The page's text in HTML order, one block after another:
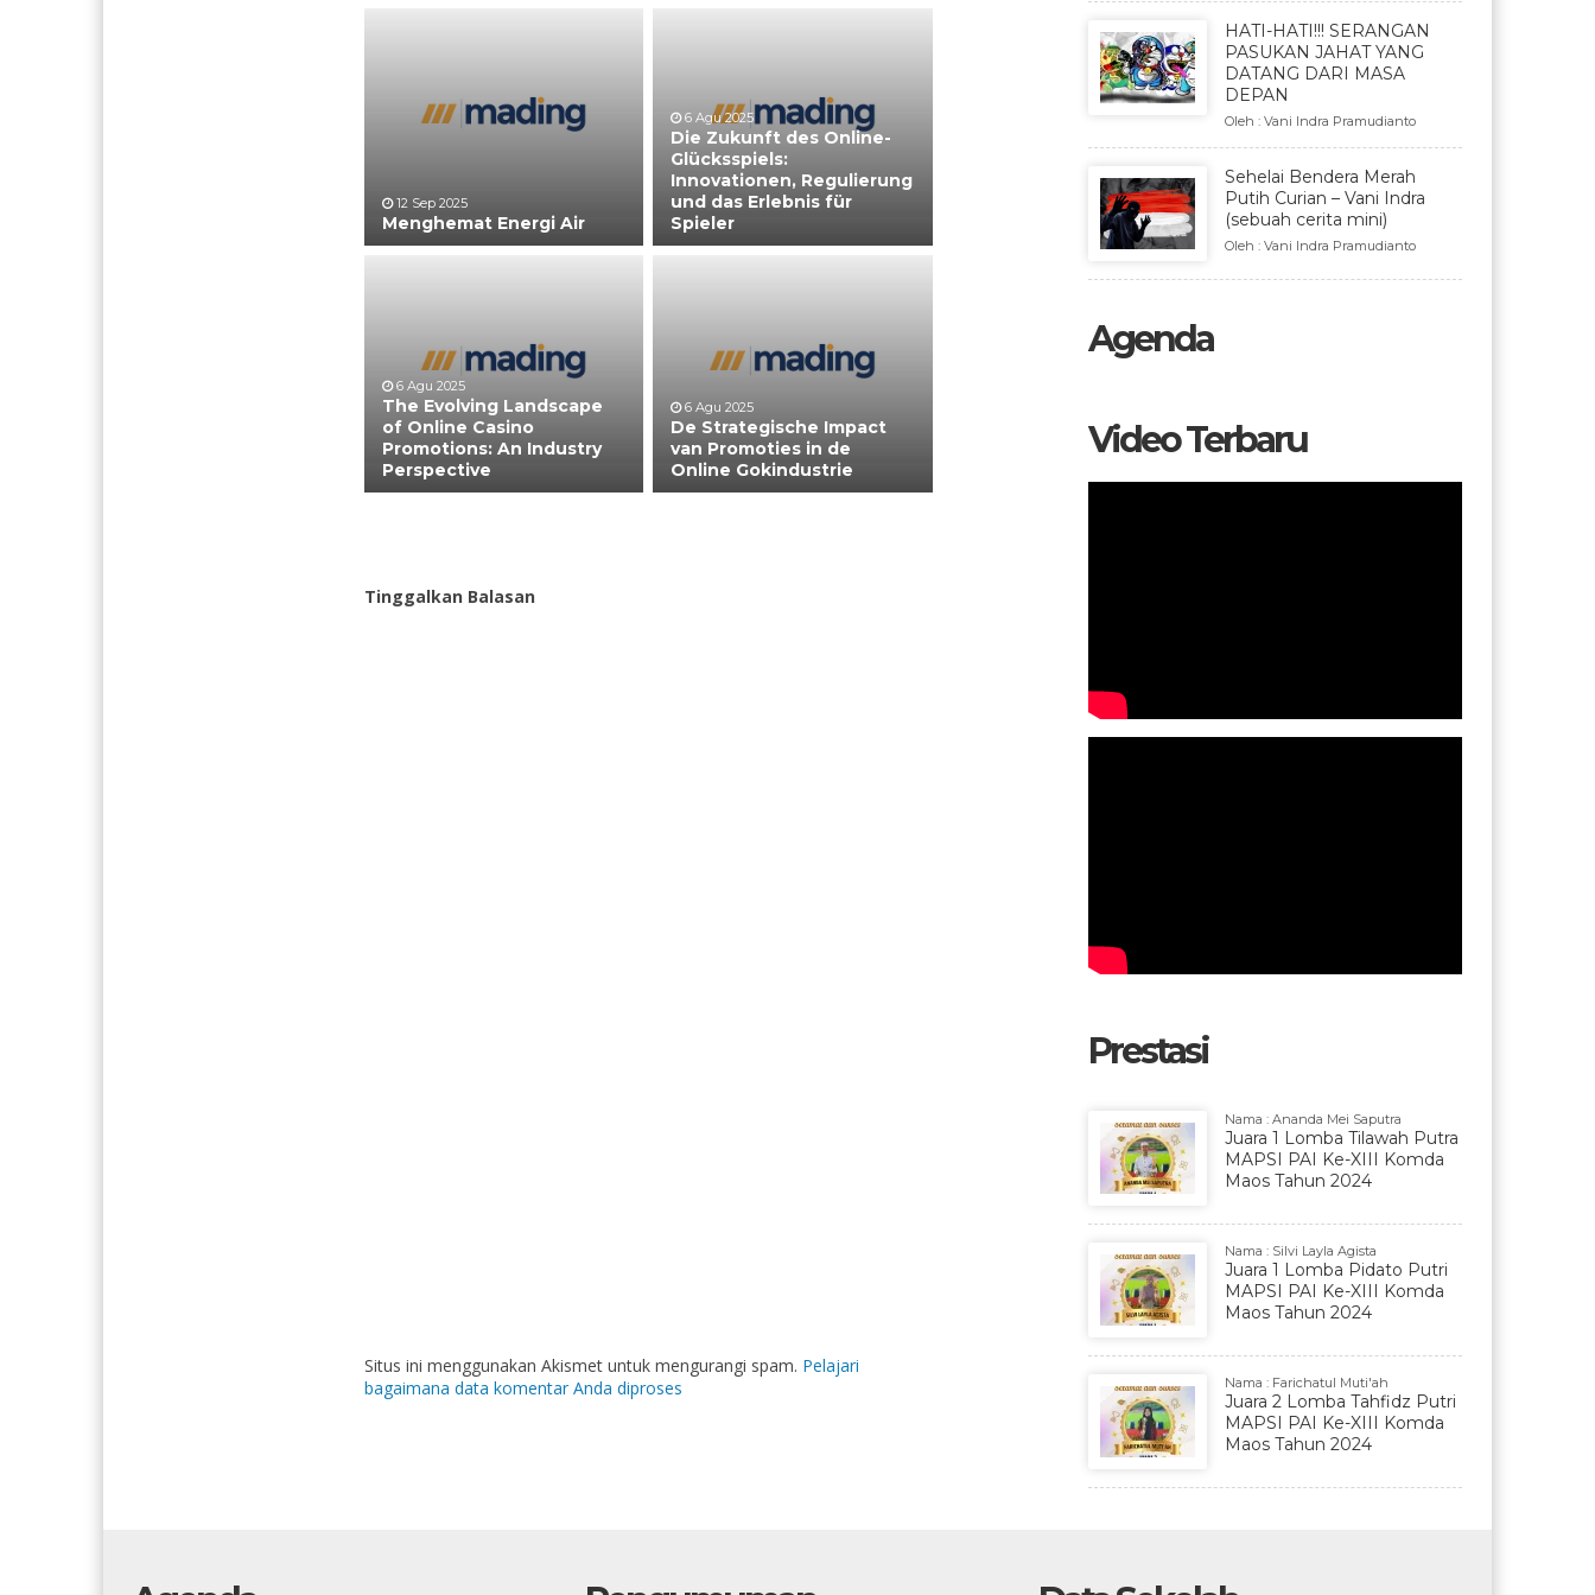
12 Sep 2025
Menghemat Energi Air
6 Agu 2025
Die Zukunft des Online-
Glücksspiels:
Innovationen, Regulierung
und das Erlebnis für
Spieler
6 Agu 2025
The Evolving Landscape
of Online Casino
Promotions: An Industry
Perspective
6 Agu 2025
De Strategische Impact
van Promoties in de
Online Gokindustrie
Tinggalkan Balasan
Situs ini menggunakan Akismet untuk mengurangi spam. Pelajari
bagaimana data komentar Anda diproses
HATI-HATI!!! SERANGAN
PASUKAN JAHAT YANG
DATANG DARI MASA
DEPAN
Oleh : Vani Indra Pramudianto
Sehelai Bendera Merah
Putih Curian – Vani Indra
(sebuah cerita mini)
Oleh : Vani Indra Pramudianto
Agenda
Video Terbaru
Prestasi
Nama : Ananda Mei Saputra
Juara 1 Lomba Tilawah Putra
MAPSI PAI Ke-XIII Komda
Maos Tahun 2024
Nama : Silvi Layla Agista
Juara 1 Lomba Pidato Putri
MAPSI PAI Ke-XIII Komda
Maos Tahun 2024
Nama : Farichatul Muti'ah
Juara 2 Lomba Tahfidz Putri
MAPSI PAI Ke-XIII Komda
Maos Tahun 2024